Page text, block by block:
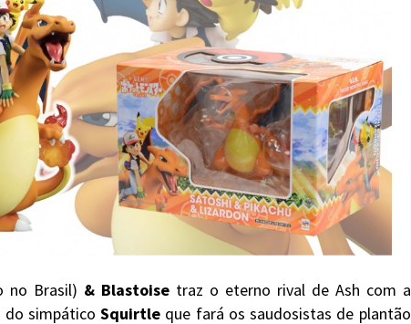
no Brasil) & Blastoise traz o eterno rival de Ash com a
do simpático Squirtle que fará os saudosistas de plantão